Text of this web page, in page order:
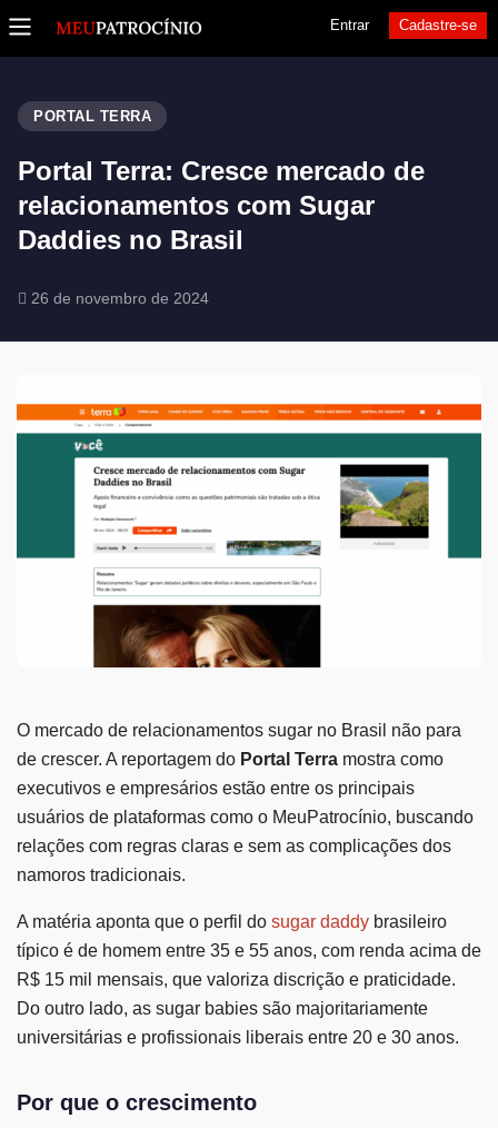
Entrar Cadastre-se
PORTAL TERRA
Portal Terra: Cresce mercado de
relacionamentos com Sugar
Daddies no Brasil
26 de novembro de 2024
O mercado de relacionamentos sugar no Brasil não para
de crescer. A reportagem do Portal Terra mostra como
executivos e empresários estão entre os principais
usuários de plataformas como o MeuPatrocínio, buscando
relações com regras claras e sem as complicações dos
namoros tradicionais.
A matéria aponta que o perfil do sugar daddy brasileiro
típico é de homem entre 35 e 55 anos, com renda acima de
R$ 15 mil mensais, que valoriza discrição e praticidade.
Do outro lado, as sugar babies são majoritariamente
universitárias e profissionais liberais entre 20 e 30 anos.
Por que o crescimento